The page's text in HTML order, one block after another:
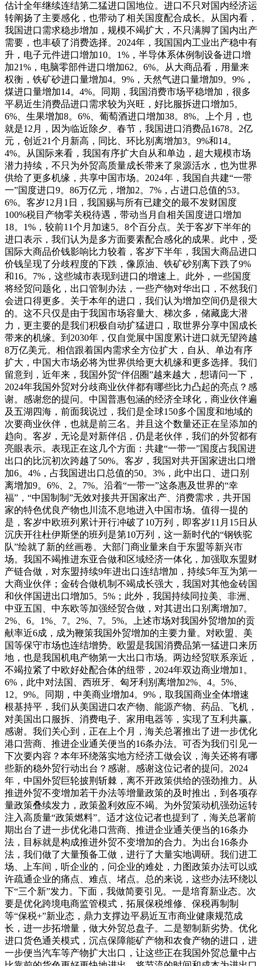
估计全年继续连结第二猛进口国地位。进口不只对国内经济运
转阐扬了主要感化，也带动了相关国度配合成长。从国内看，
我国进口需求稳步增加，规模不竭扩大，不只满脚了国内出产
需要，也丰硕了消费选择。2024年，我国国内工业出产稳中有
升，电子元件进口增加10。1%，半导体系体例制设备进口增
加21%，电脑零部件进口增加62。6%。从大商品看，用量来
权衡，铁矿砂进口量增加4。9%，天然气进口量增加9。9%，
煤进口量增加14。4%。同期，我国消费市场平稳增加，很多
平易近生消费品进口需求较为兴旺，好比服拆进口增加5。
6%、生果增加8。6%、葡萄酒进口增加38。8%。上个月，也
就是12月，因为临近除夕、春节，我国进口消费品1678。2亿
元，创近21个月新高，同比、环比别离增加3。9%和14。
4%。从国际来看，我国有序扩大自从和单边，超大规模市场
潜力持续，不只为外贸高质量成长带来了泉源活水，也为世界
供给了更多机缘，共享中国市场。2024年，我国自共建“一带
一”国度进口9。86万亿元，增加2。7%，占进口总值的53。
6%。客岁12月1日，我国赐与所有已建交的最不发财国度
100%税目产物零关税待遇，带动当月自相关国度进口增加
18。1%，较前11个月加速5。8个百分点。关于客岁下半年的
进口表示，我们认为是多方面要素配合感化的成果。此中，受
国际大商品价钱影响比力较着，客岁下半年，我国大商品进口
价钱呈现了分歧程度的下跌，像原油、铁矿砂别离下跌了9%
和16。7%，这些城市表现到进口的增速上。此外，一些国度
将经贸问题化，出口管制办法，一些产物对华出口，不然我们
会进口得更多。关于本年的进口，我们认为增加空间仍是很大
的。这不只仅是由于我国市场容量大、梯次多，储藏庞大潜
力，更主要的是我们积极自动扩猛进口，取世界分享中国成长
带来的机缘。到2030年，仅自觉展中国度累计进口就无望跨越
8万亿美元。相信跟着国内需求全方位扩大，自从、单边有序
扩大，中国大市场必将为世界供给更大机缘和更多选择。我们
留意到，近年来，我国外贸“伴侣圈”越来越大，想请问一下，
2024年我国外贸对分歧商业伙伴都有哪些比力凸起的亮点？感
谢。感谢您的提问。中国普惠包涵的经济全球化，商业伙伴遍
及五湖四海，前面我说过，我们是全球150多个国度和地域的
次要商业伙伴，也就是前三名。并且这个数量还正在呈添加的
趋向。客岁，无论是对新伴侣，仍是老伙伴，我们的外贸都有
亮眼表示。表现正在这几个方面：共建“一带一”国度占我国进
出口的比沉初次跨越了50%。客岁，我国对共开国家进出口增
加6。4%，占我国进出口总值的50。3%，此中出口、进口别
离增加9。6%、2。7%。沿着“一带一”这条惠及世界的“幸
福”，“中国制制”无效对接共开国家出产、消费需求，共开国
家的特色优良产物也川流不息地进入中国市场。值得一提的
是，客岁中欧班列累计开行冲破了10万列，即客岁11月15日从
沉庆开往杜伊斯堡的班列是第10万列，这一新时代的“钢铁驼
队”绘就了新的丝画卷。大部门商业量来自于东盟等新兴市
场。我国不竭推进东亚合做和区域经济一体化，加强取东盟财
产链合做，对东盟持续9年进出口连结增加，持续5年互为第一
大商业伙伴；金砖合做机制不竭成长强大，我国对其他金砖国
和伙伴国进出口增加5。5%；此外，我国持续同拉美、非洲、
中亚五国、中东欧等加强经贸合做，对其进出口别离增加7。
2%、6。1%、7。2%、7。5%。上述市场对我国外贸增加的贡
献率近6成，成为鞭策我国外贸增加的主要力量。对欧盟、美
国等保守市场也连结增势。欧盟是我国消费品第一猛进口来历
地，也是我国机电产物第一大出口市场。两边经贸联系亲近，
不竭拉紧了中欧好处配合体的纽带，2024年双边商业增加1。
6%，此中对法国、西班牙、匈牙利别离增加2%、4。5%、
12。9%。同期，中美商业增加4。9%，取我国商业全体增速
根基持平，我们从美国进口农产物、能源产物、药品、飞机，
对美国出口服拆、消费电子、家用电器等，实现了互利共赢。
感谢。我们关心到，正在上个月，海关总署推出了进一步优化
港口营商、推进企业通关便当的16条办法。可否为我们引见一
下次要内容？本年环绕落实地方经济工做会议，海关还将有哪
些新的稳外贸行动出台？感谢。感谢这位记者的提问。2024
年，中国外贸巨轮披荆斩棘，离不开政策供给的强劲推力。从
推进外贸不变增加若干办法等增量政策的及时推出，到各项存
量政策叠续发力，政策盈利效应不竭。为外贸策动机强劲运转
注入高质量“政策燃料”。适才这位记者也提到了，海关总署前
期出台了进一步优化港口营商、推进企业通关便当的16条办
法，目标就是构成推进外贸不变增加的合力。为出台16条办
法，我们做了大量预备工做，进行了大量实地调研。我们进工
场、上车间，听企业的，问企业的难处，力图政策办法可以或
许疏通企业的痛点、难点、堵点。总的来说，这些办法环绕以
下“三个新”发力。下面，我做简要引见。一是培育新业态。次
要是优化跨境电商监管模式，拓展保税维修、保税再制制
等“保税+”新业态，鼎力支撑边平易近互市商业健康规范成
长，进一步拓增量，做大外贸总盘子。二是塑制新劣势。优化
进口货色通关模式，沉点保障能矿产物和农食产物的进口，进
一步便当汽车等产物扩大出口，让这些正在我国外贸总量中占